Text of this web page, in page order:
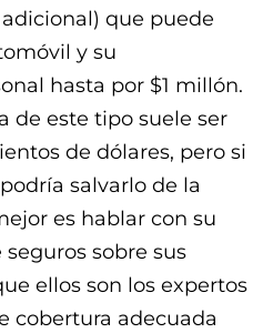
que puede
y su
hasta por $1 millón.
de este tipo suele ser
de dólares, pero si
salvarlo de la
es hablar con su
sobre sus
ellos son los expertos
cobertura adecuada